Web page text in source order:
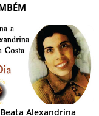
Alexandrina